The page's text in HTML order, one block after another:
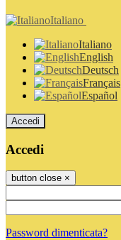
Italiano
Italiano
English
Deutsch
Français
Español
Accedi
Accedi
button close ×
Password dimenticata?